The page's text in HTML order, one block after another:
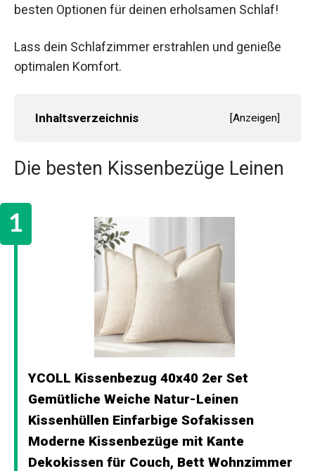
besten Optionen für deinen erholsamen Schlaf!
Lass dein Schlafzimmer erstrahlen und genieße
optimalen Komfort.
Inhaltsverzeichnis [Anzeigen]
Die besten Kissenbezüge Leinen
YCOLL Kissenbezug 40x40 2er Set
Gemütliche Weiche Natur-Leinen
Kissenhüllen Einfarbige Sofakissen
Moderne Kissenbezüge mit Kante
Dekokissen für Couch, Bett Wohnzimmer